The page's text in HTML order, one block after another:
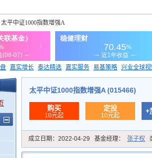
太平中证1000指数增强A
嘉实增长 泰达精选 嘉实服务 易基策略 兴业全球
价值ETF
太平中证1000指数增强A (015466)
购买
10元起
定投
10元起
+
成立日期： 2022-04-29 基金经理： 张子权